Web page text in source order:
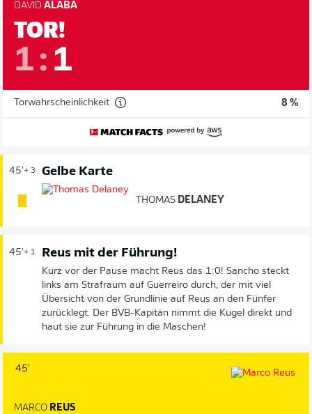
DAVID ALABA
TOR!
1: 1
Torwahrscheinlichkeit 8 %
45'+ 3 Gelbe Karte
THOMAS DELANEY
45'+ 1 Reus mit der Führung!
Kurz vor der Pause macht Reus das 1:0! Sancho steckt
links am Strafraum auf Guerreiro durch, der mit viel
Übersicht von der Grundlinie auf Reus an den Fünfer
zurücklegt. Der BVB-Kapitän nimmt die Kugel direkt und
haut sie zur Führung in die Maschen!
45'
MARCO REUS